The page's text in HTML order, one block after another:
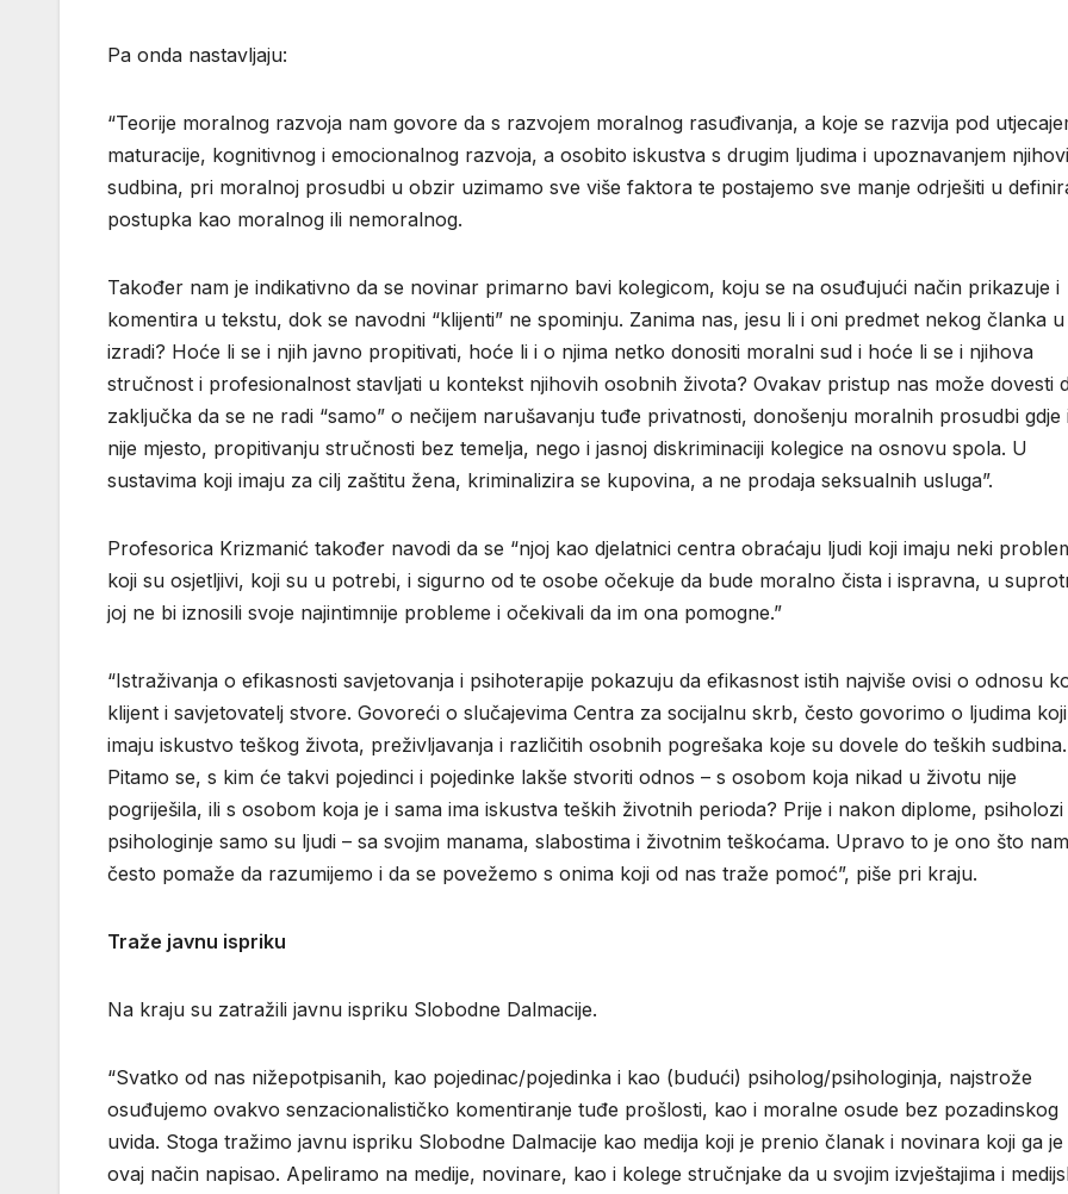
Pa onda nastavljaju:
“Teorije moralnog razvoja nam govore da s razvojem moralnog rasuđivanja, a koje se razvija pod
maturacije, kognitivnog i emocionalnog razvoja, a osobito iskustva s drugim ljudima i upoznavanjem
sudbina, pri moralnoj prosudbi u obzir uzimamo sve više faktora te postajemo sve manje odrješiti u
postupka kao moralnog ili nemoralnog.
Također nam je indikativno da se novinar primarno bavi kolegicom, koju se na osuđujući način prikazuje i
komentira u tekstu, dok se navodni “klijenti” ne spominju. Zanima nas, jesu li i oni predmet nekog članka u
izradi? Hoće li se i njih javno propitivati, hoće li i o njima netko donositi moralni sud i hoće li se i njihova
stručnost i profesionalnost stavljati u kontekst njihovih osobnih života? Ovakav pristup nas može dovesti
zaključka da se ne radi “samo” o nečijem narušavanju tuđe privatnosti, donošenju moralnih prosudbi gdje
nije mjesto, propitivanju stručnosti bez temelja, nego i jasnoj diskriminaciji kolegice na osnovu spola. U
sustavima koji imaju za cilj zaštitu žena, kriminalizira se kupovina, a ne prodaja seksualnih usluga”.
Profesorica Krizmanić također navodi da se “njoj kao djelatnici centra obraćaju ljudi koji imaju neki
koji su osjetljivi, koji su u potrebi, i sigurno od te osobe očekuje da bude moralno čista i ispravna, u
joj ne bi iznosili svoje najintimnije probleme i očekivali da im ona pomogne.”
“Istraživanja o efikasnosti savjetovanja i psihoterapije pokazuju da efikasnost istih najviše ovisi o odnosu
klijent i savjetovatelj stvore. Govoreći o slučajevima Centra za socijalnu skrb, često govorimo o ljudima koji
imaju iskustvo teškog života, preživljavanja i različitih osobnih pogrešaka koje su dovele do teških sudbina.
Pitamo se, s kim će takvi pojedinci i pojedinke lakše stvoriti odnos – s osobom koja nikad u životu nije
pogriješila, ili s osobom koja je i sama ima iskustva teških životnih perioda? Prije i nakon diplome, psiholozi
psihologinje samo su ljudi – sa svojim manama, slabostima i životnim teškoćama. Upravo to je ono što nam
često pomaže da razumijemo i da se povežemo s onima koji od nas traže pomoć”, piše pri kraju.
Traže javnu ispriku
Na kraju su zatražili javnu ispriku Slobodne Dalmacije.
“Svatko od nas nižepotpisanih, kao pojedinac/pojedinka i kao (budući) psiholog/psihologinja, najstrože
osuđujemo ovakvo senzacionalističko komentiranje tuđe prošlosti, kao i moralne osude bez pozadinskog
uvida. Stoga tražimo javnu ispriku Slobodne Dalmacije kao medija koji je prenio članak i novinara koji ga je
ovaj način napisao. Apeliramo na medije, novinare, kao i kolege stručnjake da u svojim izvještajima i